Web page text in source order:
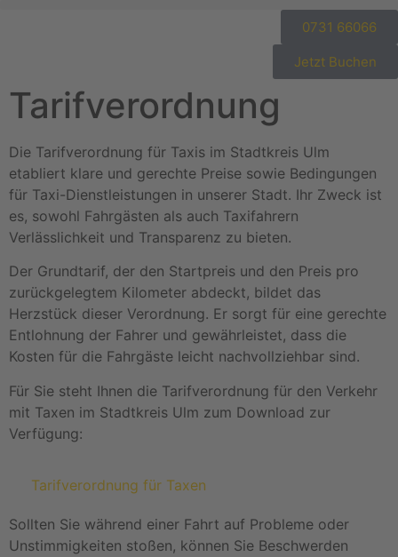
0731 66066
Jetzt Buchen
Tarifverordnung
Die Tarifverordnung für Taxis im Stadtkreis Ulm
etabliert klare und gerechte Preise sowie Bedingungen
für Taxi-Dienstleistungen in unserer Stadt. Ihr Zweck ist
es, sowohl Fahrgästen als auch Taxifahrern
Verlässlichkeit und Transparenz zu bieten.
Der Grundtarif, der den Startpreis und den Preis pro
zurückgelegtem Kilometer abdeckt, bildet das
Herzstück dieser Verordnung. Er sorgt für eine gerechte
Entlohnung der Fahrer und gewährleistet, dass die
Kosten für die Fahrgäste leicht nachvollziehbar sind.
Für Sie steht Ihnen die Tarifverordnung für den Verkehr
mit Taxen im Stadtkreis Ulm zum Download zur
Verfügung:
Tarifverordnung für Taxen
Sollten Sie während einer Fahrt auf Probleme oder
Unstimmigkeiten stoßen, können Sie Beschwerden